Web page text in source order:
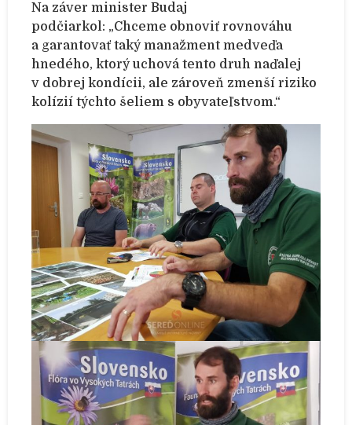
Na záver minister Budaj
podčiarkol: „Chceme obnoviť rovnováhu
a garantovať taký manažment medveďa
hnedého, ktorý uchová tento druh naďalej
v dobrej kondícii, ale zároveň zmenší riziko
kolízií týchto šeliem s obyvateľstvom.“